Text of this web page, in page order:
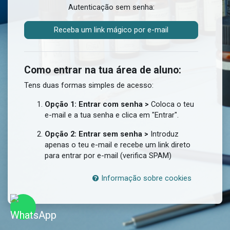
Autenticação sem senha:
Receba um link mágico por e-mail
Como entrar na tua área de aluno:
Tens duas formas simples de acesso:
Opção 1: Entrar com senha > Coloca o teu
e-mail e a tua senha e clica em "Entrar".
Opção 2: Entrar sem senha > Introduz
apenas o teu e-mail e recebe um link direto
para entrar por e-mail (verifica SPAM)
Informação sobre cookies